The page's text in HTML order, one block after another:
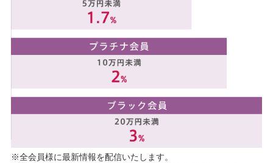
※全会員様に最新情報を配信いたします。